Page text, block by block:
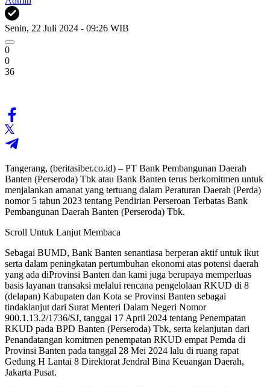
Senin, 22 Juli 2024 - 09:26 WIB
0
0
36
Tangerang, (beritasiber.co.id) – PT Bank Pembangunan Daerah
Banten (Perseroda) Tbk atau Bank Banten terus berkomitmen untuk
menjalankan amanat yang tertuang dalam Peraturan Daerah (Perda)
nomor 5 tahun 2023 tentang Pendirian Perseroan Terbatas Bank
Pembangunan Daerah Banten (Perseroda) Tbk.
Scroll Untuk Lanjut Membaca
Sebagai BUMD, Bank Banten senantiasa berperan aktif untuk ikut
serta dalam peningkatan pertumbuhan ekonomi atas potensi daerah
yang ada diProvinsi Banten dan kami juga berupaya memperluas
basis layanan transaksi melalui rencana pengelolaan RKUD di 8
(delapan) Kabupaten dan Kota se Provinsi Banten sebagai
tindaklanjut dari Surat Menteri Dalam Negeri Nomor
900.1.13.2/1736/SJ, tanggal 17 April 2024 tentang Penempatan
RKUD pada BPD Banten (Perseroda) Tbk, serta kelanjutan dari
Penandatangan komitmen penempatan RKUD empat Pemda di
Provinsi Banten pada tanggal 28 Mei 2024 lalu di ruang rapat
Gedung H Lantai 8 Direktorat Jendral Bina Keuangan Daerah,
Jakarta Pusat.